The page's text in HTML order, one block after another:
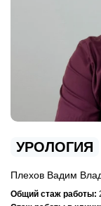
УРОЛОГИЯ
Плехов Вадим
Общий стаж работы: